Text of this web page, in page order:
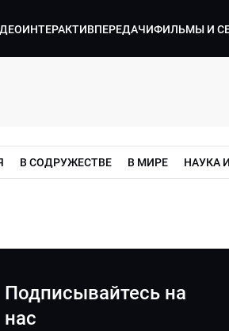
ИНТЕРАКТИВПЕРЕДАЧИФИЛЬМЫ И
В СОДРУЖЕСТВЕ В МИРЕ НАУКА
Подписывайтесь на
нас